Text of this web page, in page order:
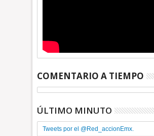
COMENTARIO A TIEMPO
ÚLTIMO MINUTO
Tweets por el @Red_accionEmx.